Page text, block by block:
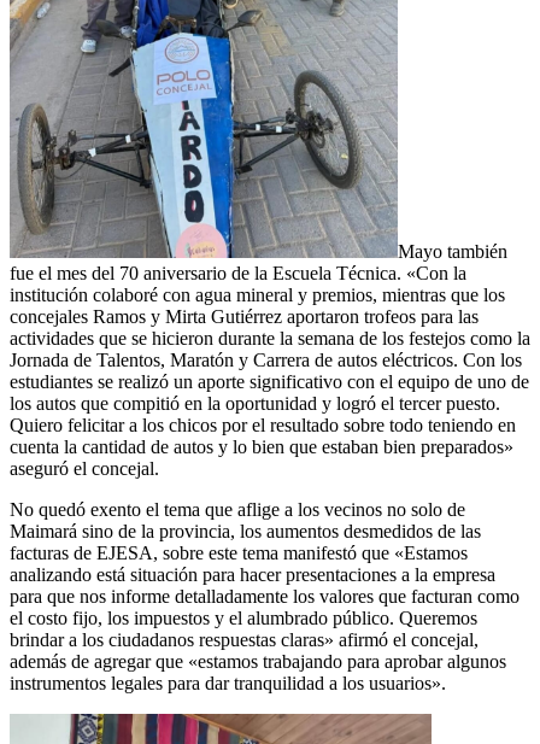
Mayo también
fue el mes del 70 aniversario de la Escuela Técnica. «Con la
institución colaboré con agua mineral y premios, mientras que los
concejales Ramos y Mirta Gutiérrez aportaron trofeos para las
actividades que se hicieron durante la semana de los festejos como la
Jornada de Talentos, Maratón y Carrera de autos eléctricos. Con los
estudiantes se realizó un aporte significativo con el equipo de uno de
los autos que compitió en la oportunidad y logró el tercer puesto.
Quiero felicitar a los chicos por el resultado sobre todo teniendo en
cuenta la cantidad de autos y lo bien que estaban bien preparados»
aseguró el concejal.
No quedó exento el tema que aflige a los vecinos no solo de
Maimará sino de la provincia, los aumentos desmedidos de las
facturas de EJESA, sobre este tema manifestó que «Estamos
analizando está situación para hacer presentaciones a la empresa
para que nos informe detalladamente los valores que facturan como
el costo fijo, los impuestos y el alumbrado público. Queremos
brindar a los ciudadanos respuestas claras» afirmó el concejal,
además de agregar que «estamos trabajando para aprobar algunos
instrumentos legales para dar tranquilidad a los usuarios».